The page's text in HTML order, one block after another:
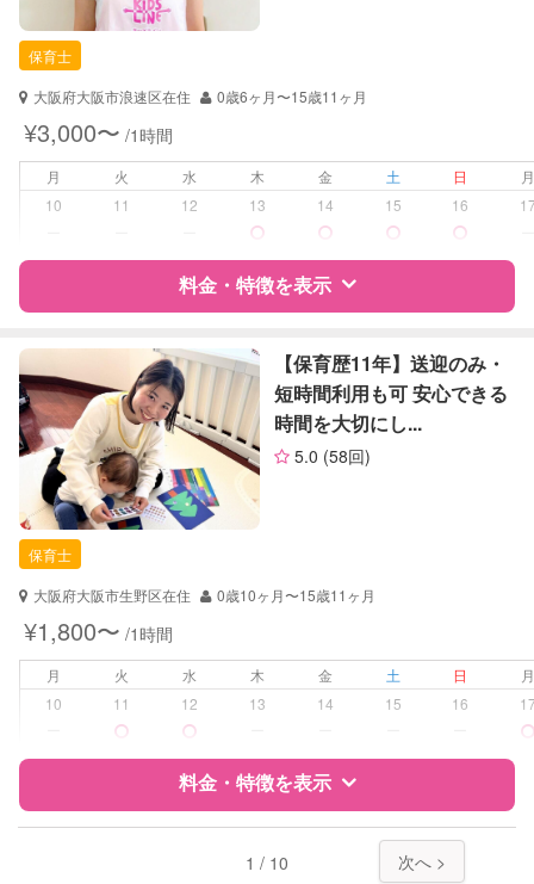
対応可能/特徴
早朝対応
外国語対応
病児、病後児、ともに不可
対応可否は個別に相談
スポーツレッスン
絵・工作レッスン
定期予約 お引き受けしていません
お子様の撮影
（定期特典）
対応不可
保育士
大阪府大阪市浪速区在住
0歳6ヶ月〜15歳11ヶ月
¥3,000〜 /1時間
月 火 水 木 金 土 日
10
11 12 13 14 15 16
料金・特徴を表示
特徴 料金 レビュー
サポートの特徴
資格
自治体届出済ベビーシッター
保育士
幼稚園教諭
対応可能/特徴
送迎サポート
病児対応 病児、病後児、ともに不可
障がい児対応 対応可否は個別に相談
レッスン なし
可能
【保育歴11年】送迎のみ・
短時間利用も可 安心できる
時間を大切にし...
5.0 (58回)
保育士
大阪府大阪市生野区在住
0歳10ヶ月〜15歳11ヶ月
¥1,800〜 /1時間
月 火 水 木 金 土 日
10
11 12 13 14 15 16
料金・特徴を表示
1 / 10 次へ >